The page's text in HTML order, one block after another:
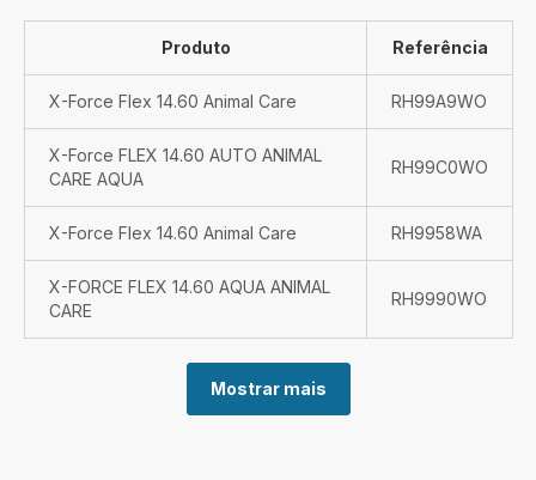
Produto Referência
X-Force Flex 14.60 Animal Care RH99A9WO
X-Force FLEX 14.60 AUTO ANIMAL
CARE AQUA
RH99C0WO
X-Force Flex 14.60 Animal Care RH9958WA
X-FORCE FLEX 14.60 AQUA ANIMAL
CARE
RH9990WO
Mostrar mais